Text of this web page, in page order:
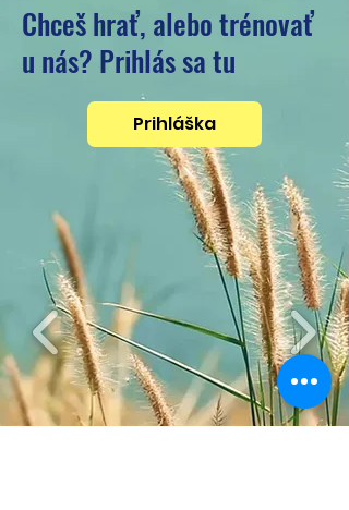
Chceš hrať, alebo trénovať
u nás? Prihlás sa tu
Prihláška